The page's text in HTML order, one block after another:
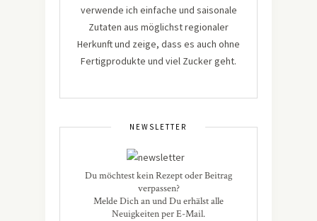
verwende ich einfache und saisonale
Zutaten aus möglichst regionaler
Herkunft und zeige, dass es auch ohne
Fertigprodukte und viel Zucker geht.
NEWSLETTER
Du möchtest kein Rezept oder Beitrag
verpassen?
Melde Dich an und Du erhälst alle
Neuigkeiten per E-Mail.